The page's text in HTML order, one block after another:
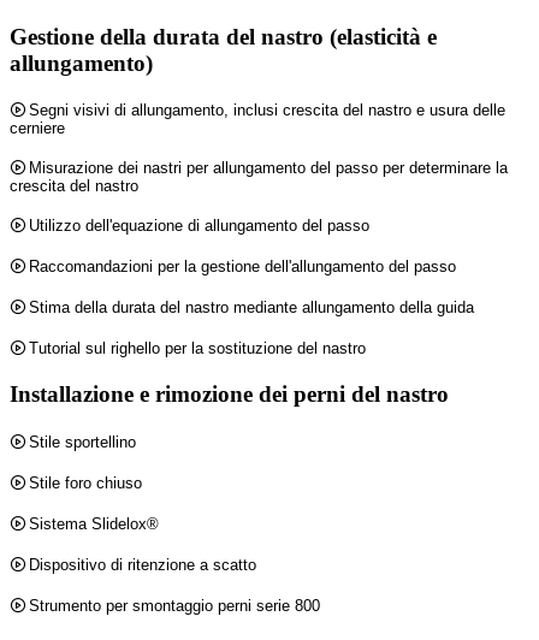
Gestione della durata del nastro (elasticità e
allungamento)
Segni visivi di allungamento, inclusi crescita del nastro e usura delle
cerniere
Misurazione dei nastri per allungamento del passo per determinare la
crescita del nastro
Utilizzo dell'equazione di allungamento del passo
Raccomandazioni per la gestione dell'allungamento del passo
Stima della durata del nastro mediante allungamento della guida
Tutorial sul righello per la sostituzione del nastro
Installazione e rimozione dei perni del nastro
Stile sportellino
Stile foro chiuso
Sistema Slidelox®
Dispositivo di ritenzione a scatto
Strumento per smontaggio perni serie 800